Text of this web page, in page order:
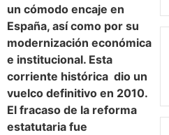
un cómodo encaje en
España, así como por su
modernización económica
e institucional. Esta
corriente histórica dio un
vuelco definitivo en 2010.
El fracaso de la reforma
estatutaria fue